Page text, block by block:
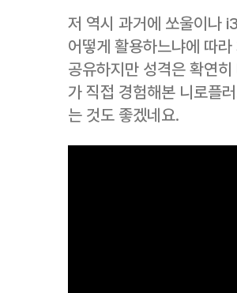
저 역시 과거에 쏘울이나
어떻게 활용하느냐에 따
공유하지만 성격은 확연
가 직접 경험해본 니로플
는 것도 좋겠네요.